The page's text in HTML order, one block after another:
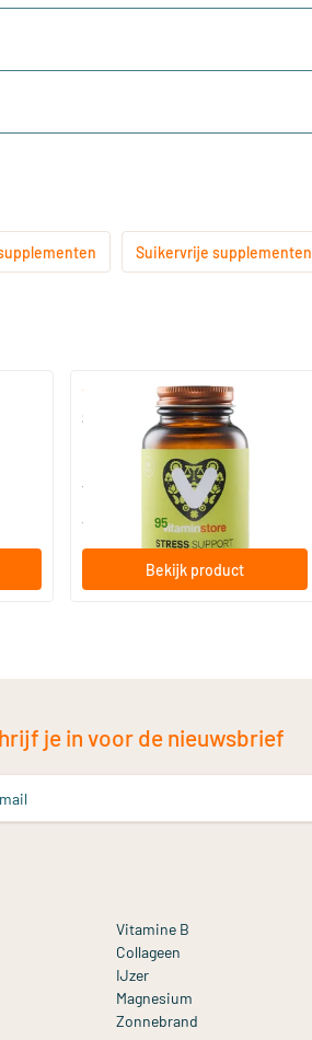
Suikervrije supplementen
(2)
Stress Support
60 vegicaps
Vitaminstore
vanaf 95
Bekijk product
je in voor de nieuwsbrief
Vitamine B
Collageen
IJzer
Magnesium
Zonnebrand